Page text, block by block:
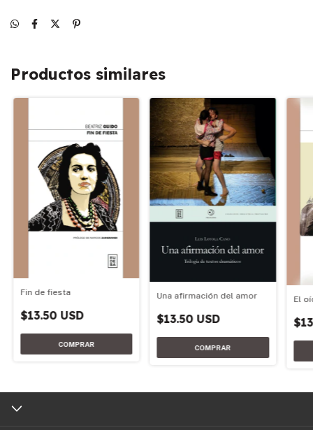
Productos similares
Fin de fiesta
$13.50 USD
Una afirmación del amor
$13.50 USD
El